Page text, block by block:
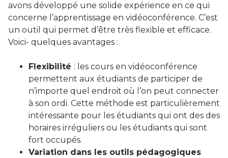
avons développé une solide expérience en ce qui
concerne l’apprentissage en vidéoconférence. C’est
un outil qui permet d’être très flexible et efficace.
Voici- quelques avantages :
Flexibilité : les cours en vidéoconférence
permettent aux étudiants de participer de
n’importe quel endroit où l’on peut connecter
à son ordi. Cette méthode est particulièrement
intéressante pour les étudiants qui ont des des
horaires irréguliers ou les étudiants qui sont
fort occupés.
Variation dans les outils pédagogiques